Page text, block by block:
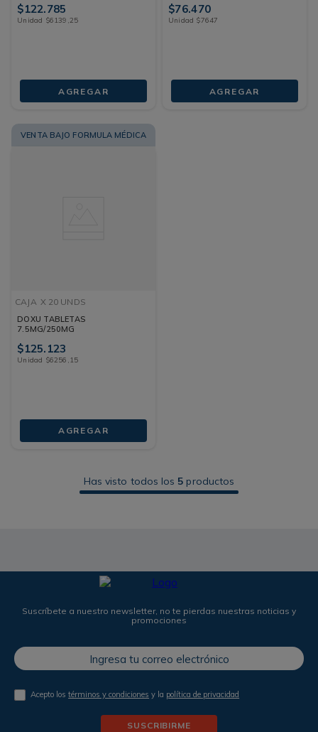
$122.785
Unidad $6139 ,25
AGREGAR
$76.470
Unidad $7647
AGREGAR
VENTA BAJO FORMULA MÉDICA
CAJA X 20 UNDS
DOXU TABLETAS
7.5MG/250MG
$125. 123
Unidad $6256 15
AGREGAR
Has visto todos los 5 productos
Suscríbete a nuestro newsletter, no te pierdas nuestras noticias y
promociones
Acepto lostérminos y condiciones y la política de privacidad
SUSCRIBIRME